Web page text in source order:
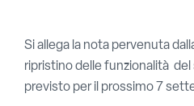
Si allega la nota pervenuta
ripristino delle funzionalità
previsto per il prossimo 7